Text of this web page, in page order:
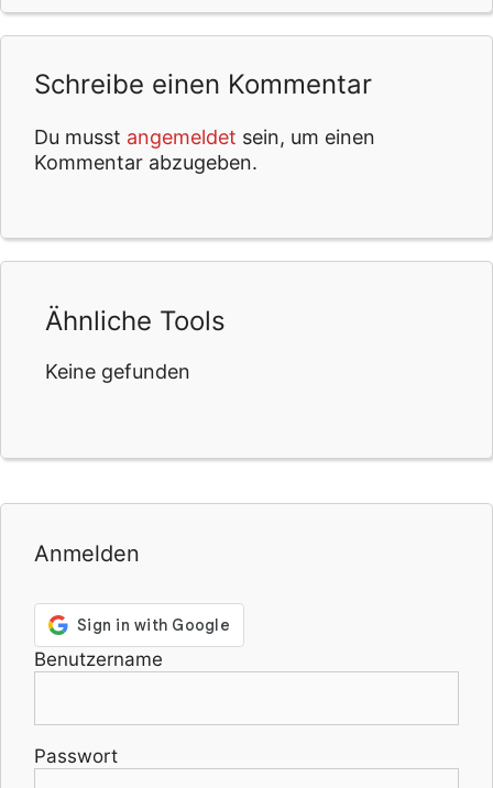
Schreibe einen Kommentar
Du musst angemeldet sein, um einen
Kommentar abzugeben.
Ähnliche Tools
Keine gefunden
Anmelden
Benutzername
Passwort